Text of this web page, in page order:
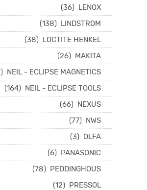
LENOX
(36)
LINDSTROM
(138)
LOCTITE HENKEL
(38)
MAKITA
(26)
NEIL - ECLIPSE MAGNETICS
(498)
NEIL - ECLIPSE TOOLS
(164)
NEXUS
(66)
NWS
(77)
OLFA
(3)
PANASONIC
(6)
PEDDINGHOUS
(78)
PRESSOL
(12)